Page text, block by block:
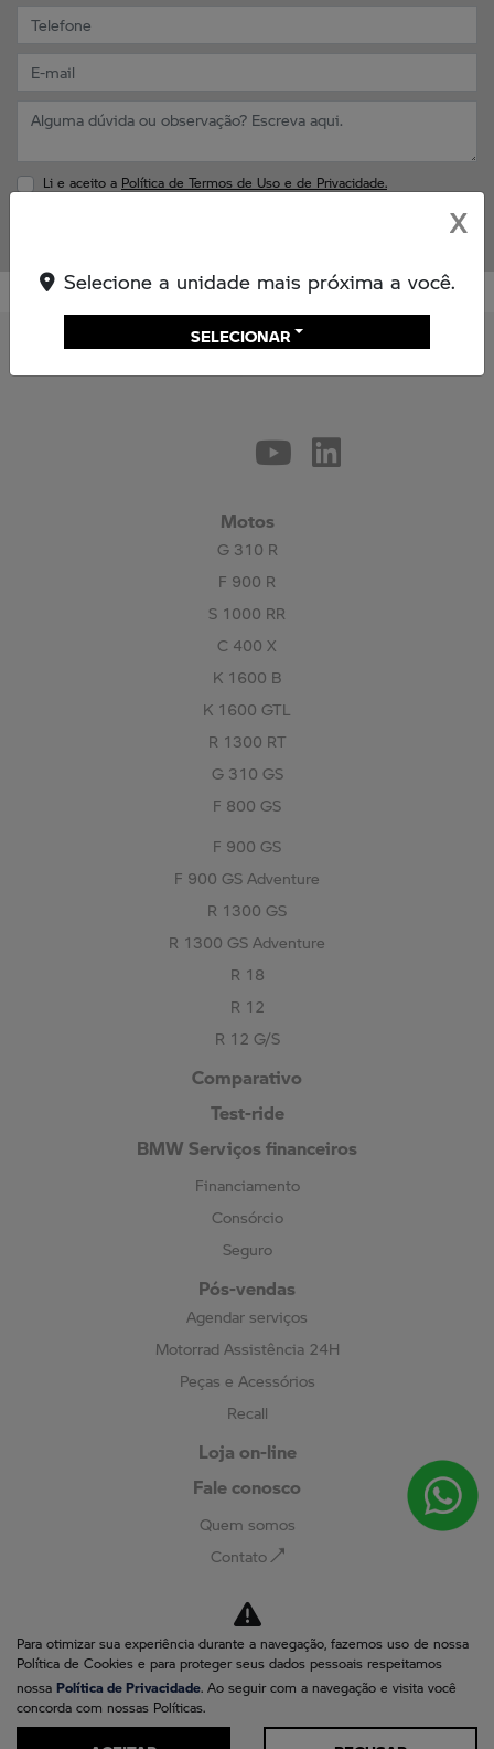
Li e aceito a Política de Termos de Uso e de Privacidade.
Motos
G 310 R
F 900 R
S 1000 RR
C 400 X
K 1600 B
K 1600 GTL
R 1300 RT
G 310 GS
F 800 GS
F 900 GS
F 900 GS Adventure
R 1300 GS
R 1300 GS Adventure
R 18
R 12
R 12 G/S
Comparativo
Test-ride
BMW Serviços financeiros
Financiamento
Consórcio
Seguro
Pós-vendas
Agendar serviços
Motorrad Assistência 24H
Peças e Acessórios
Recall
Loja on-line
Fale conosco
Quem somos
Contato
Política de privacidade
No trânsito, enxergar o outro salva vidas.
X
Selecione a unidade mais próxima a você.
SELECIONAR
Para otimizar sua experiência durante a navegação, fazemos uso de nossa
Política de Cookies e para proteger seus dados pessoais respeitamos
nossa Política de Privacidade. Ao seguir com a navegação e visita você
concorda com nossas Políticas.